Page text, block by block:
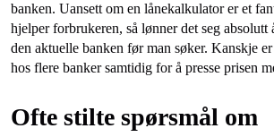
banken. Uansett om en lånekalkulator er et
hjelper forbrukeren, så lønner det seg absolutt
den aktuelle banken før man søker. Kanskje
hos flere banker samtidig for å presse prisen
Ofte stilte spørsmål om